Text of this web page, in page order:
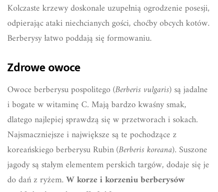
Kolczaste krzewy doskonale uzupełnią ogrodzenie posesji,
odpierając ataki niechcianych gości, choćby obcych kotów.
Berberysy łatwo poddają się formowaniu.
Zdrowe owoce
Owoce berberysu pospolitego (Berberis vulgaris) są jadalne
i bogate w witaminę C. Mają bardzo kwaśny smak,
dlatego najlepiej sprawdzą się w przetworach i sokach.
Najsmaczniejsze i największe są te pochodzące z
koreańskiego berberysu Rubin (Berberis koreana). Suszone
jagody są stałym elementem perskich targów, dodaje się je
do dań z ryżem.W korze i korzeniu berberysów